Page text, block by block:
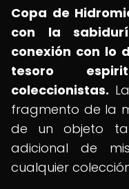
Copa de
con la
conexión con lo
tesoro
coleccionistas.
fragmento de la
de un objeto
adicional de
cualquier